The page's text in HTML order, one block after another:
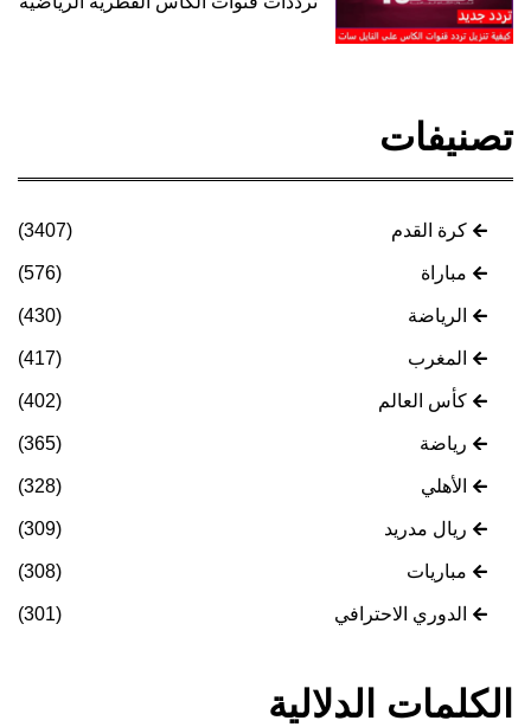
تصنيفات
كرة القدم (3407)
مباراة (576)
الرياضة (430)
المغرب (417)
كأس العالم (402)
رياضة (365)
الأهلي (328)
ريال مدريد (309)
مباريات (308)
الدوري الاحترافي (301)
الكلمات الدلالية